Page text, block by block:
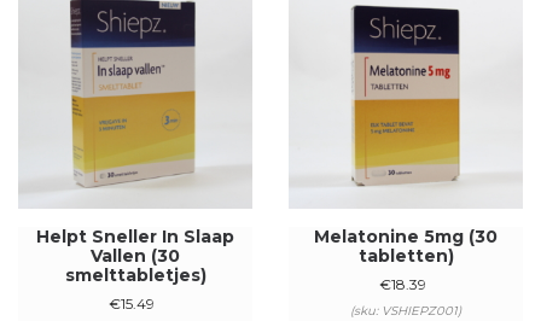
Helpt Sneller In Slaap
Vallen (30
smelttabletjes)
€15.49
Melatonine 5mg (30
tabletten)
€18.39
(sku: VSHIEPZ001)